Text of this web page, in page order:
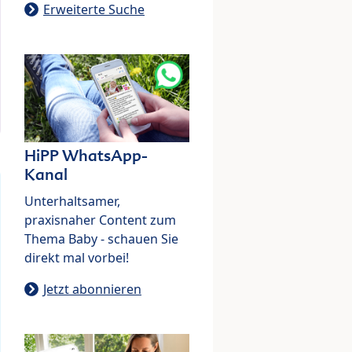
Erweiterte Suche
HiPP WhatsApp-
Kanal
Unterhaltsamer,
praxisnaher Content zum
Thema Baby - schauen Sie
direkt mal vorbei!
Jetzt abonnieren